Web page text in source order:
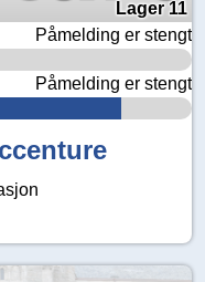
Lager 11
Påmelding er stengt
Påmelding er stengt